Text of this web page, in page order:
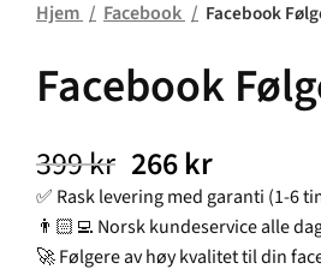
Hjem Facebook Facebook
Facebook
399kr 266kr
✅ Rask levering med garanti (1-6
👨🏻‍💻 Norsk kundeservice alle
🚀 Følgere av høy kvalitet til din